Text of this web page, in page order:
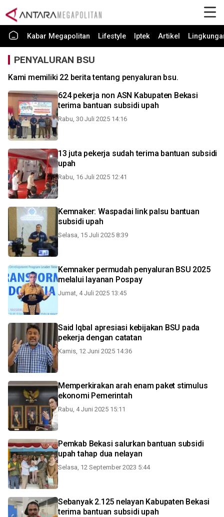
Kabar Megapolitan Lifestyle Iptek Artikel
PENYALURAN BSU
Kami memiliki 22 berita tentang penyaluran bsu.
624 pekerja non ASN Kabupaten Bekasi
terima bantuan subsidi upah
Rabu, 30 Juli 2025 14:16
13 juta pekerja sudah terima bantuan subsidi
upah
Rabu, 16 Juli 2025 12:41
Kemnaker: Waspadai link palsu bantuan
subsidi upah
Selasa, 15 Juli 2025 8:39
Kemnaker permudah penyaluran BSU 2025
melalui layanan Pospay
Jumat, 4 Juli 2025 13:45
Said Iqbal apresiasi kebijakan BSU pada
pekerja dengan catatan
Kamis, 12 Juni 2025 14:36
Memperkirakan arah enam paket stimulus
ekonomi Pemerintah
Rabu, 4 Juni 2025 15:11
Pemkab Bekasi salurkan bantuan subsidi
upah tahap dua nelayan
Selasa, 12 September 2023 5:44
Sebanyak 2.125 nelayan Kabupaten Bekasi
terima bantuan subsidi upah